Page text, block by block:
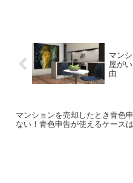
マン
屋が
由
マンションを売却したとき青色
ない！青色申告が使えるケース